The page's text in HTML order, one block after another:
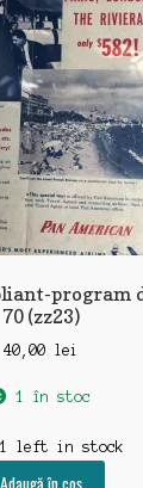
program
70 (zz23)
40,00 lei
1 în stoc
1 left in stock